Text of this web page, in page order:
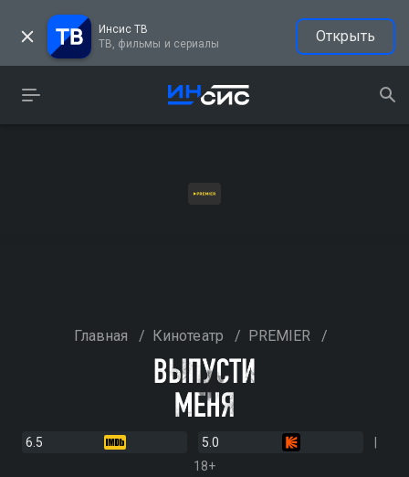
Инсис ТВ
ТВ, фильмы и сериалы
Открыть
Главная / Кинотеатр / PREMIER /
6.5
5.0
18+